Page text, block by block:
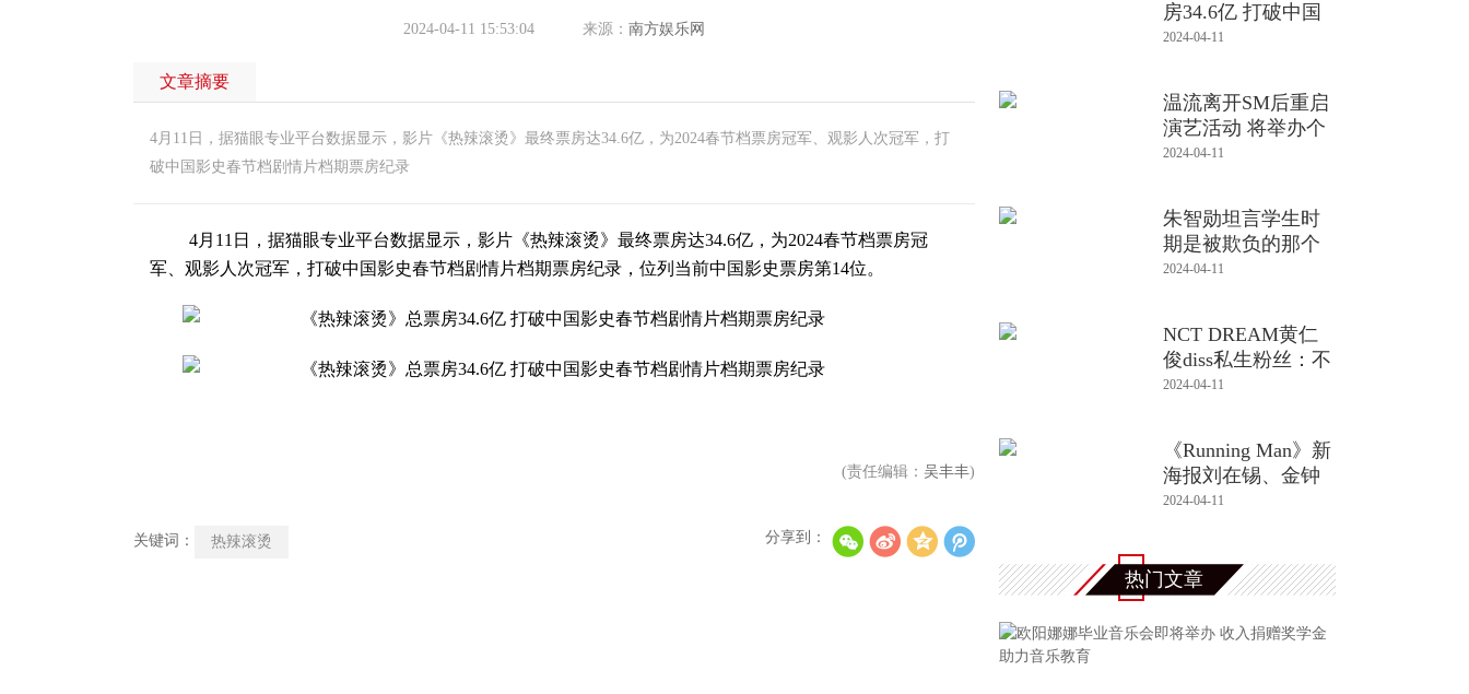
2024-04-11 15:53:04 来源： 南方娱乐网
文章摘要
4月11日，据猫眼专业平台数据显示，影片《热辣滚烫》最终票房达34.6亿，为2024春节档票房冠军、观影人次冠军，打
破中国影史春节档剧情片档期票房纪录
4月11日，据猫眼专业平台数据显示，影片《热辣滚烫》最终票房达34.6亿，为2024春节档票房冠
军、观影人次冠军，打破中国影史春节档剧情片档期票房纪录，位列当前中国影史票房第14位。
(责任编辑： 吴丰丰)
关键词： 热辣滚烫 分享到：
房34.6亿 打破中国
影史春
2024-04-11
温流离开SM后重启
演艺活动 将举办个
人粉丝
2024-04-11
朱智勋坦言学生时
期是被欺负的那个
岂料网
2024-04-11
NCT DREAM黄仁
俊diss私生粉丝：不
要像老鼠一
2024-04-11
《Running Man》新
海报刘在锡、金钟
国、Hah
2024-04-11
热门文章